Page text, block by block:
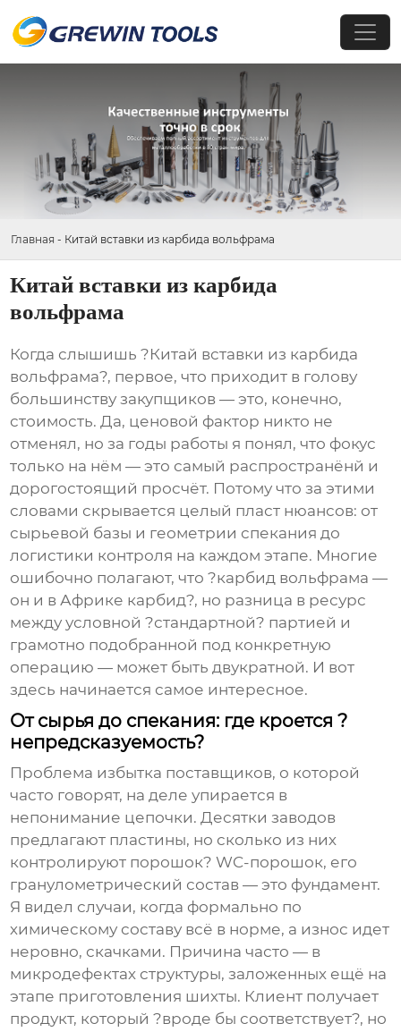
Главная - Китай вставки из карбида вольфрама
Китай вставки из карбида
вольфрама
Когда слышишь ?Китай вставки из карбида
вольфрама?, первое, что приходит в голову
большинству закупщиков — это, конечно,
стоимость. Да, ценовой фактор никто не
отменял, но за годы работы я понял, что фокус
только на нём — это самый распространёнй и
дорогостоящий просчёт. Потому что за этими
словами скрывается целый пласт нюансов: от
сырьевой базы и геометрии спекания до
логистики контроля на каждом этапе. Многие
ошибочно полагают, что ?карбид вольфрама —
он и в Африке карбид?, но разница в ресурс
между условной ?стандартной? партией и
грамотно подобранной под конкретную
операцию — может быть двукратной. И вот
здесь начинается самое интересное.
От сырья до спекания: где кроется ?
непредсказуемость?
Проблема избытка поставщиков, о которой
часто говорят, на деле упирается в
непонимание цепочки. Десятки заводов
предлагают пластины, но сколько из них
контролируют порошок? WC-порошок, его
гранулометрический состав — это фундамент.
Я видел случаи, когда формально по
химическому составу всё в норме, а износ идет
неровно, скачками. Причина часто — в
микродефектах структуры, заложенных ещё на
этапе приготовления шихты. Клиент получает
продукт, который ?вроде бы соответствует?, но